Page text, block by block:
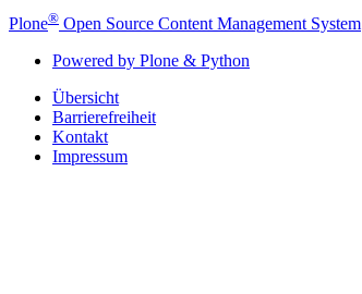
Plone® Open Source Content Management System
Powered by Plone & Python
Übersicht
Barrierefreiheit
Kontakt
Impressum